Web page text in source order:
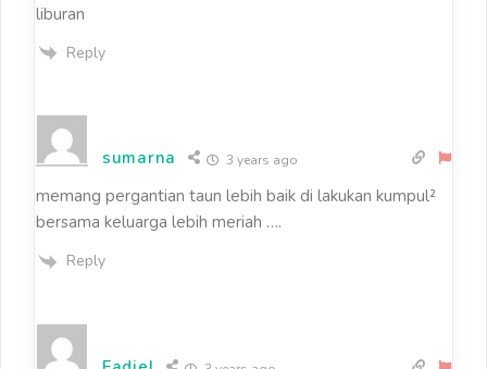
liburan
Reply
sumarna 3 years ago
memang pergantian taun lebih baik di lakukan kumpul²
bersama keluarga lebih meriah ….
Reply